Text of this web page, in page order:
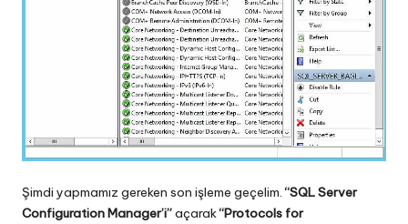
Şimdi yapmamız gereken son işleme geçelim.“SQL Server
Configuration Manager’i”açarak“Protocols for